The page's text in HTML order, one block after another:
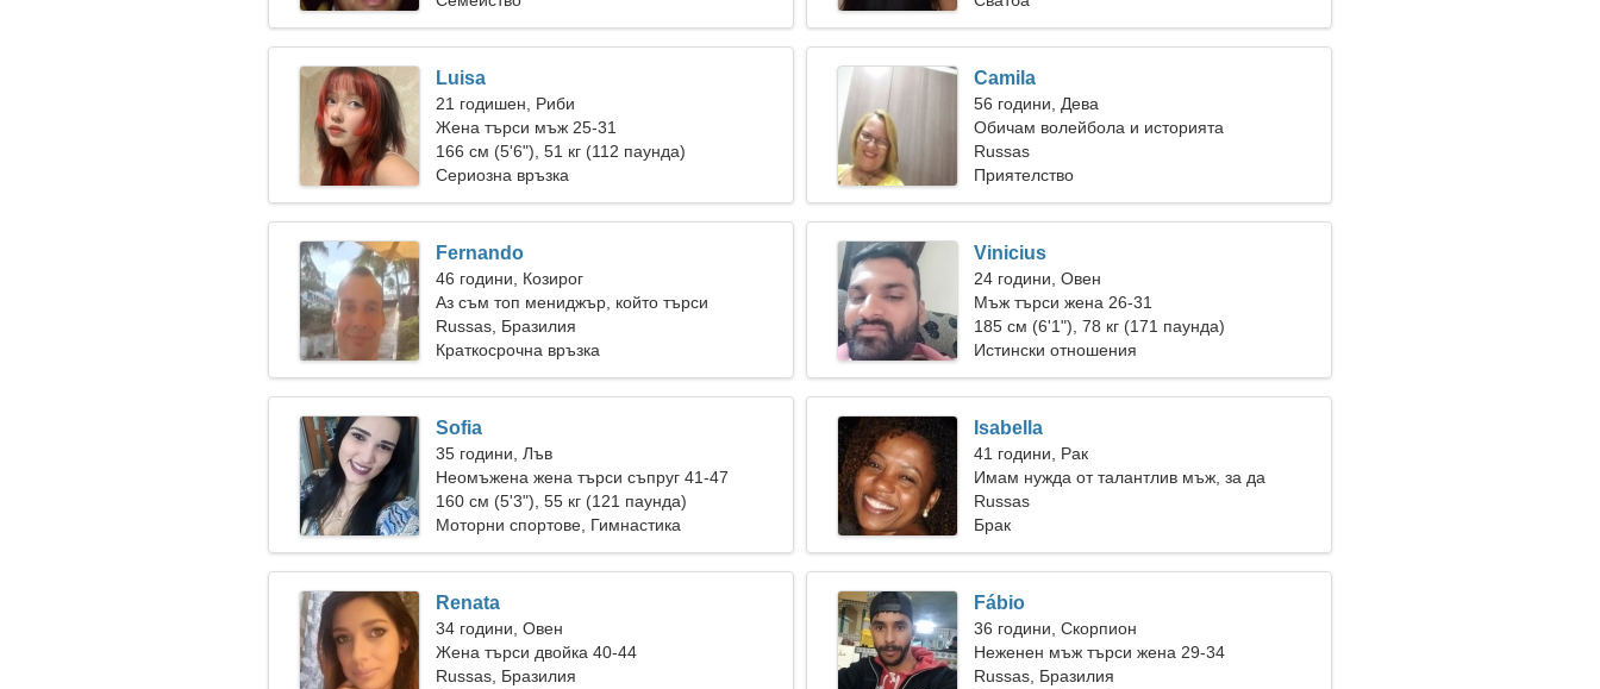
Luisa
21 годишен, Риби
Жена търси мъж 25-31
166 см (5'6"), 51 кг (112 паунда)
Сериозна връзка
Camila
56 години, Дева
Обичам волейбола и историята
Russas
Приятелство
Fernando
46 години, Козирог
Аз съм топ мениджър, който търси
остроумна жена
Russas, Бразилия
Краткосрочна връзка
Vinicius
24 години, Овен
Мъж търси жена 26-31
185 см (6'1"), 78 кг (171 паунда)
Истински отношения
Sofia
35 години, Лъв
Неомъжена жена търси съпруг 41-47
160 см (5'3"), 55 кг (121 паунда)
Моторни спортове, Гимнастика
Isabella
41 години, Рак
Имам нужда от талантлив мъж, за да
танцуваме заедно
Russas
Брак
Renata
34 години, Овен
Жена търси двойка 40-44
Russas, Бразилия
Fábio
36 години, Скорпион
Неженен мъж търси жена 29-34
Russas, Бразилия